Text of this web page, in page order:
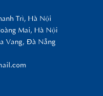
Trì, Hà Nội
Mai, Hà Nội
Vang, Đà Nẵng